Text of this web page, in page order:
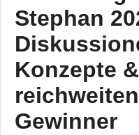
Stephan
Konzepte &
Gewinner